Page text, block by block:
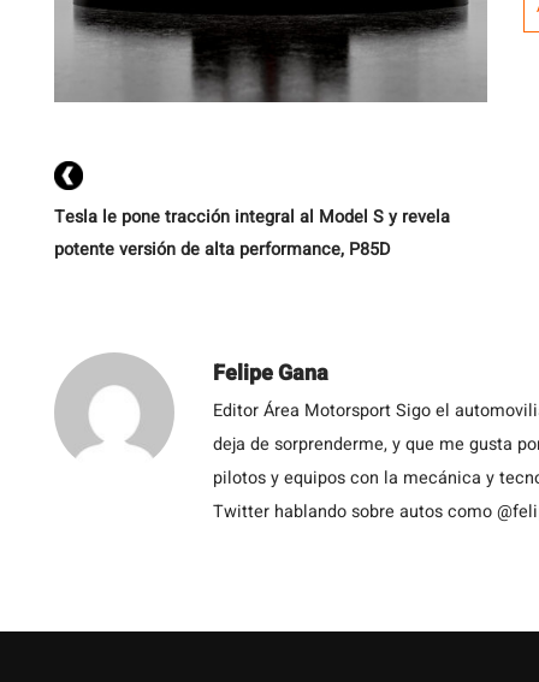
Tesla le pone tracción integral al Model S y revela
potente versión de alta performance, P85D
Felipe Gana
Editor Área Motorsport Sigo el
deja de sorprenderme, y que me gusta
pilotos y equipos con la mecánica y
Twitter hablando sobre autos como